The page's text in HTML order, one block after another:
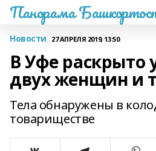
Панорама
Новости 27 АПРЕЛЯ 2019, 13:50
В Уфе раскрыто
двух женщин и
Тела обнаружены в
товариществе